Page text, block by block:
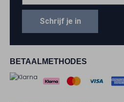
BETAALMETHODES
Schrijf je in